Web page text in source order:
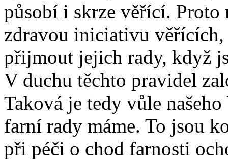
působí i skrze věřící.
zdravou iniciativu
přijmout jejich rady, když
V duchu těchto pravidel
Taková je tedy vůle
farní rady máme. To jsou
při péči o chod farnosti